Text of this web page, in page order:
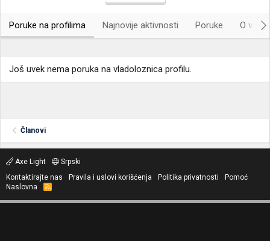
Poruke na profilima Najnovije aktivnosti Poruke O
Još uvek nema poruka na vladoloznica profilu.
Članovi
Axe Light
Srpski
Kontaktirajte nas
Pravila i uslovi korišćenja Politika privatnosti
Pomoć
Naslovna
R
S